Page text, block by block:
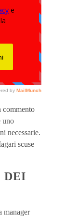
commento
uno
necessarie.
scuse
DEI
manager